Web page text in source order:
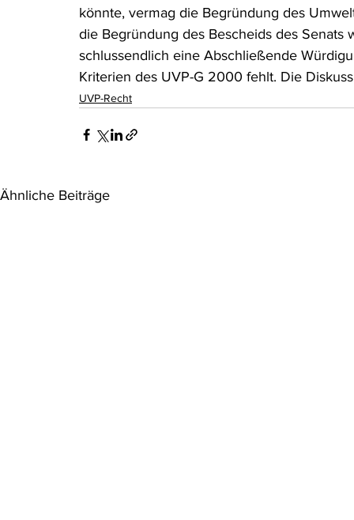
könnte, vermag die Begründung des
die Begründung des Bescheids des
schlussendlich eine Abschließende
Kriterien des UVP-G 2000 fehlt. Die
UVP-Recht
Ähnliche Beiträge